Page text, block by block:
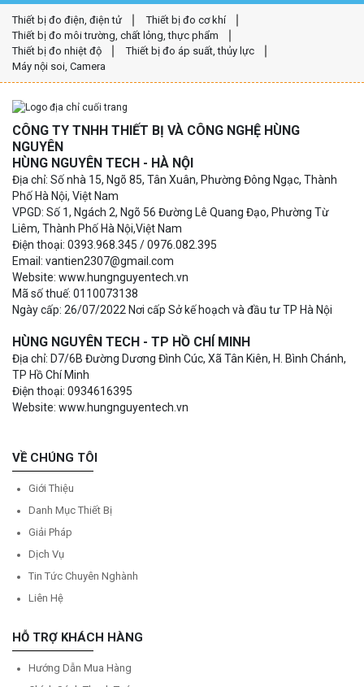
Thiết bị đo điện, điện tử
Thiết bị đo cơ khí
Thiết bị đo môi trường, chất lỏng, thực phẩm
Thiết bị đo nhiệt độ
Thiết bị đo áp suất, thủy lực
Máy nội soi, Camera
CÔNG TY TNHH THIẾT BỊ VÀ CÔNG NGHỆ HÙNG
NGUYÊN
HÙNG NGUYÊN TECH - HÀ NỘI
Địa chỉ: Số nhà 15, Ngõ 85, Tân Xuân, Phường Đông Ngạc, Thành
Phố Hà Nội, Việt Nam
VPGD: Số 1, Ngách 2, Ngõ 56 Đường Lê Quang Đạo, Phường Từ
Liêm, Thành Phố Hà Nội,Việt Nam
Điện thoại: 0393.968.345 / 0976.082.395
Email: vantien2307@gmail.com
Website: www.hungnguyentech.vn
Mã số thuế: 0110073138
Ngày cấp: 26/07/2022 Nơi cấp Sở kế hoạch và đầu tư TP Hà Nội
HÙNG NGUYÊN TECH - TP HỒ CHÍ MINH
Địa chỉ: D7/6B Đường Dương Đình Cúc, Xã Tân Kiên, H. Bình Chánh,
TP Hồ Chí Minh
Điện thoại: 0934616395
Website: www.hungnguyentech.vn
VỀ CHÚNG TÔI
Giới Thiệu
Danh Mục Thiết Bị
Giải Pháp
Dịch Vụ
Tin Tức Chuyên Nghành
Liên Hệ
HỖ TRỢ KHÁCH HÀNG
Hướng Dẫn Mua Hàng